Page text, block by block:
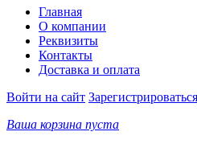
Главная
О компании
Реквизиты
Контакты
Доставка и оплата
Войти на сайт Зарегистрироваться
Ваша корзина пуста